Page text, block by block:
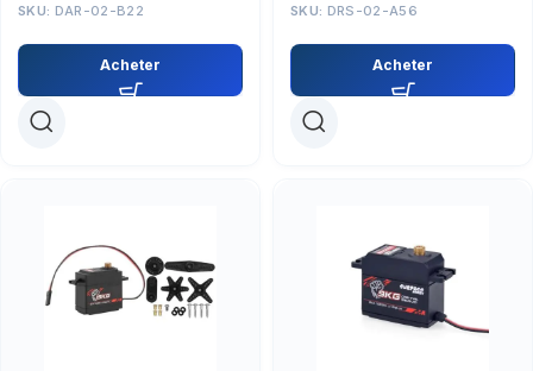
SKU: DAR-02-B22
Acheter
SKU: DRS-02-A56
Acheter